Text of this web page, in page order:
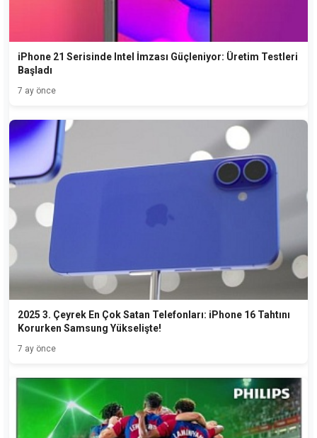
iPhone 21 Serisinde Intel İmzası Güçleniyor: Üretim Testleri
Başladı
7 ay önce
2025 3. Çeyrek En Çok Satan Telefonları: iPhone 16 Tahtını
Korurken Samsung Yükselişte!
7 ay önce